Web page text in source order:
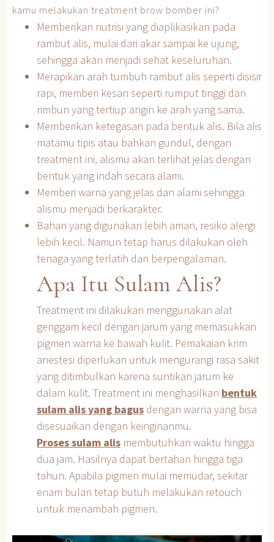
kamu melakukan treatment brow bomber ini?
Memberikan nutrisi yang diaplikasikan pada
rambut alis, mulai dari akar sampai ke ujung,
sehingga akan menjadi sehat keseluruhan.
Merapikan arah tumbuh rambut alis seperti disisir
rapi, memberi kesan seperti rumput tinggi dan
rimbun yang tertiup angin ke arah yang sama.
Memberikan ketegasan pada bentuk alis. Bila alis
matamu tipis atau bahkan gundul, dengan
treatment ini, alismu akan terlihat jelas dengan
bentuk yang indah secara alami.
Memberi warna yang jelas dan alami sehingga
alismu menjadi berkarakter.
Bahan yang digunakan lebih aman, resiko alergi
lebih kecil. Namun tetap harus dilakukan oleh
tenaga yang terlatih dan berpengalaman.
Apa Itu Sulam Alis?
Treatment ini dilakukan menggunakan alat
genggam kecil dengan jarum yang memasukkan
pigmen warna ke bawah kulit. Pemakaian krim
anestesi diperlukan untuk mengurangi rasa sakit
yang ditimbulkan karena suntikan jarum ke
dalam kulit. Treatment ini menghasilkan bentuk
sulam alis yang bagus dengan warna yang bisa
disesuaikan dengan keinginanmu.
Proses sulam alis membutuhkan waktu hingga
dua jam. Hasilnya dapat bertahan hingga tiga
tahun. Apabila pigmen mulai memudar, sekitar
enam bulan tetap butuh melakukan retouch
untuk menambah pigmen.